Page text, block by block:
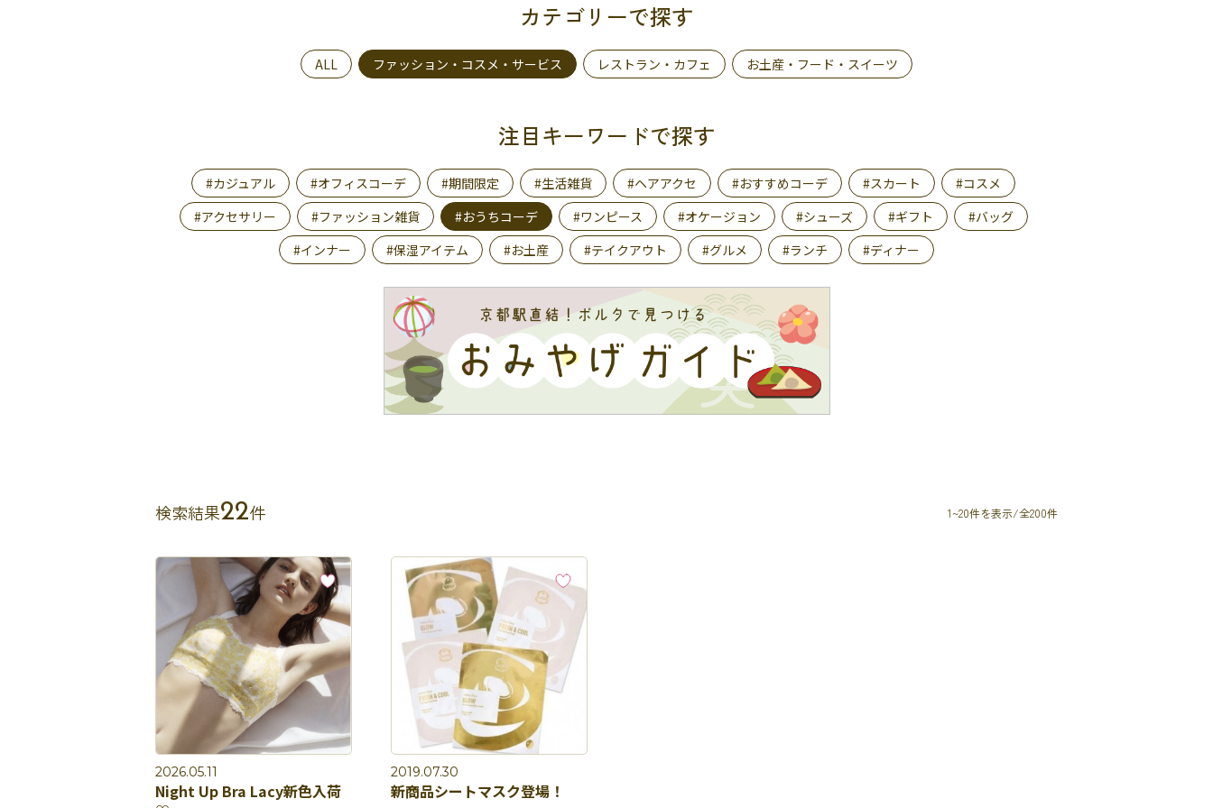
カテゴリーで探す
ALL ファッション・コスメ・サービス レストラン・カフェ お土産・フード・スイーツ
注目キーワードで探す
#カジュアル #オフィスコーデ #期間限定 #生活雑貨 #ヘアアクセ #おすすめコーデ #スカート
#コスメ
#アクセサリー
#ファッション雑貨 #おうちコーデ #ワンピース #オケージョン #シューズ #ギフト
#バッグ
#インナー
#保湿アイテム #お土産 #テイクアウト #グルメ #ランチ #ディナー
検索結果22件 1~20件を表示/全200件
2026.05.11
Night Up Bra Lacy新色入荷
2019.07.30
新商品シートマスク登場！